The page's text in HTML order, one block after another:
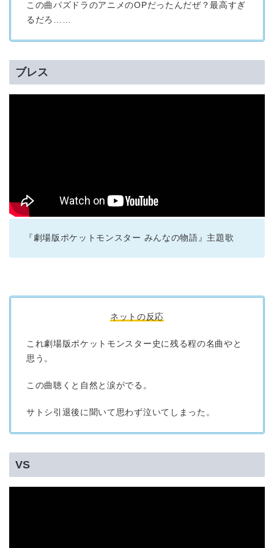
この曲パズドラのアニメのOPだったんだぜ？最高すぎ
るだろ……
ブレス
『劇場版ポケットモンスター みんなの物語』主題歌
ネットの反応
これ劇場版ポケットモンスター史に残る程の名曲やと
思う。
この曲聴くと自然と涙がでる。
サトシ引退後に聞いて思わず泣いてしまった。
VS